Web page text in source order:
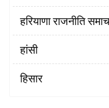
हरियाणा राजनीति
हांसी
हिसार